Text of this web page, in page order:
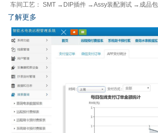
车间工艺： SMT →DIP插件 →Assy装配测试 →成品
了解更多